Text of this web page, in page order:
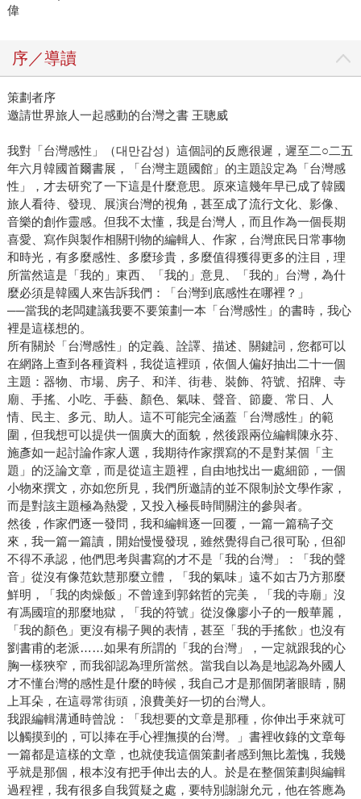
偉
序／導讀
策劃者序
邀請世界旅人一起感動的台灣之書 王聰威
我對「台灣感性」（대만감성）這個詞的反應很遲，遲至二○二五
年六月韓國首爾書展，「台灣主題國館」的主題設定為「台灣感
性」，才去研究了一下這是什麼意思。原來這幾年早已成了韓國
旅人看待、發現、展演台灣的視角，甚至成了流行文化、影像、
音樂的創作靈感。但我不太懂，我是台灣人，而且作為一個長期
喜愛、寫作與製作相關刊物的編輯人、作家，台灣庶民日常事物
和時光，有多麼感性、多麼珍貴，多麼值得獲得更多的注目，理
所當然這是「我的」東西、「我的」意見、「我的」台灣，為什
麼必須是韓國人來告訴我們：「台灣到底感性在哪裡？」
──當我的老闆建議我要不要策劃一本「台灣感性」的書時，我心
裡是這樣想的。
所有關於「台灣感性」的定義、詮譯、描述、關鍵詞，您都可以
在網路上查到各種資料，我從這裡頭，依個人偏好抽出二十一個
主題：器物、市場、房子、和洋、街巷、裝飾、符號、招牌、寺
廟、手搖、小吃、手藝、顏色、氣味、聲音、節慶、常日、人
情、民主、多元、助人。這不可能完全涵蓋「台灣感性」的範
圍，但我想可以提供一個廣大的面貌，然後跟兩位編輯陳永芬、
施彥如一起討論作家人選，我期待作家撰寫的不是對某個「主
題」的泛論文章，而是從這主題裡，自由地找出一處細節，一個
小物來撰文，亦如您所見，我們所邀請的並不限制於文學作家，
而是對該主題極為熱愛，又投入極長時間關注的參與者。
然後，作家們逐一發問，我和編輯逐一回覆，一篇一篇稿子交
來，我一篇一篇讀，開始慢慢發現，雖然覺得自己很可恥，但卻
不得不承認，他們思考與書寫的才不是「我的台灣」：「我的聲
音」從沒有像范欽慧那麼立體，「我的氣味」遠不如古乃方那麼
鮮明，「我的肉燥飯」不曾達到郭銘哲的完美，「我的寺廟」沒
有馮國瑄的那麼地獄，「我的符號」從沒像廖小子的一般華麗，
「我的顏色」更沒有楊子興的表情，甚至「我的手搖飲」也沒有
劉書甫的老派……如果有所謂的「我的台灣」，一定就跟我的心
胸一樣狹窄，而我卻認為理所當然。當我自以為是地認為外國人
才不懂台灣的感性是什麼的時候，我自己才是那個閉著眼睛，關
上耳朵，在這尋常街頭，浪費美好一切的台灣人。
我跟編輯溝通時曾說：「我想要的文章是那種，你伸出手來就可
以觸摸到的，可以捧在手心裡撫摸的台灣。」書裡收錄的文章每
一篇都是這樣的文章，也就使我這個策劃者感到無比羞愧，我幾
乎就是那個，根本沒有把手伸出去的人。於是在整個策劃與編輯
過程裡，我有很多自我質疑之處，要特別謝謝允元，他在答應為